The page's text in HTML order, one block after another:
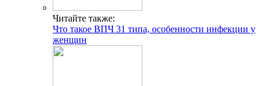
Читайте также:
Что такое ВПЧ 31 типа, особенности инфекции у
женщин